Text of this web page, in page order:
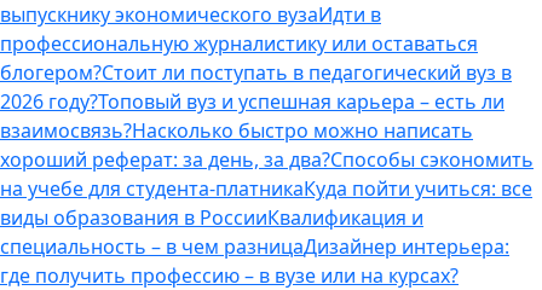
выпускнику экономического вузаИдти в
профессиональную журналистику или оставаться
блогером?Стоит ли поступать в педагогический вуз в
2026 году?Топовый вуз и успешная карьера – есть ли
взаимосвязь?Насколько быстро можно написать
хороший реферат: за день, за два?Способы сэкономить
на учебе для студента-платникаКуда пойти учиться: все
виды образования в РоссииКвалификация и
специальность – в чем разницаДизайнер интерьера:
где получить профессию – в вузе или на курсах?